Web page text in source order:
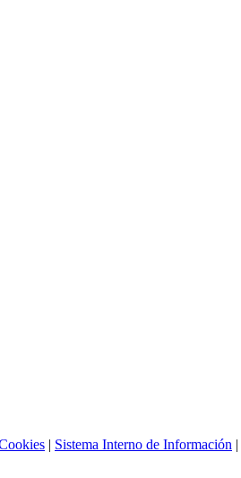
Sistema Interno de Información